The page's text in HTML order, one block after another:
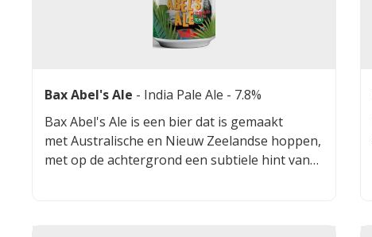
Bax Abel's Ale - India Pale Ale - 7.8%
Bax Abel's Ale is een bier dat is gemaakt
met Australische en Nieuw Zeelandse hoppen,
met op de achtergrond een subtiele hint van